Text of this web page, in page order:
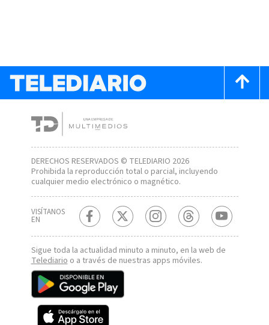
DERECHOS RESERVADOS © TELEDIARIO 2026
Prohibida la reproducción total o parcial, incluyendo
cualquier medio electrónico o magnético.
VISÍTANOS
EN
Sigue toda la actualidad minuto a minuto, en la web de
Telediario o a través de nuestras apps móviles.